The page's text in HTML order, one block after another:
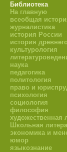
Библиотека
На главную
всеобщая
журналистика
история России
история
культурология
наука
педагогика
политология
право и
психология
социология
философия
художественная
Школьная
экономика и
юмор
языкознание